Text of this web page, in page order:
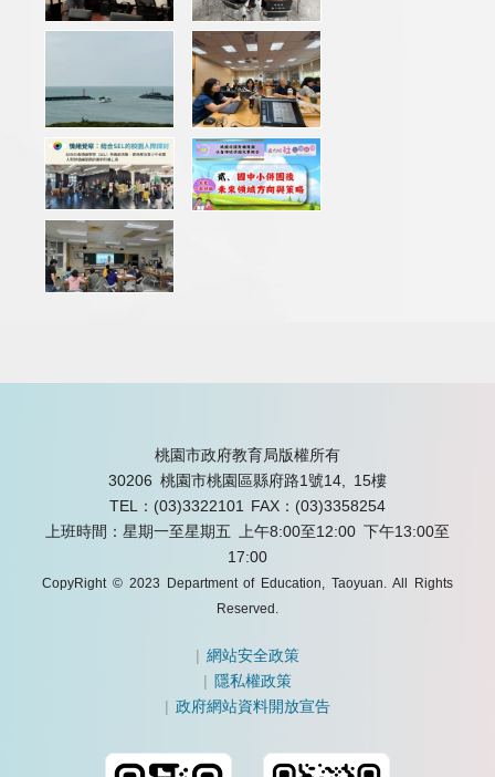
桃園市政府教育局版權所有
30206 桃園市桃園區縣府路1號14, 15樓
TEL：(03)3322101
FAX：(03)3358254
上班時間：星期一至星期五 上午8:00至12:00 下午13:00至
17:00
CopyRight © 2023 Department of Education, Taoyuan. All Rights
Reserved.
|網站安全政策
| 隱私權政策
|政府網站資料開放宣告